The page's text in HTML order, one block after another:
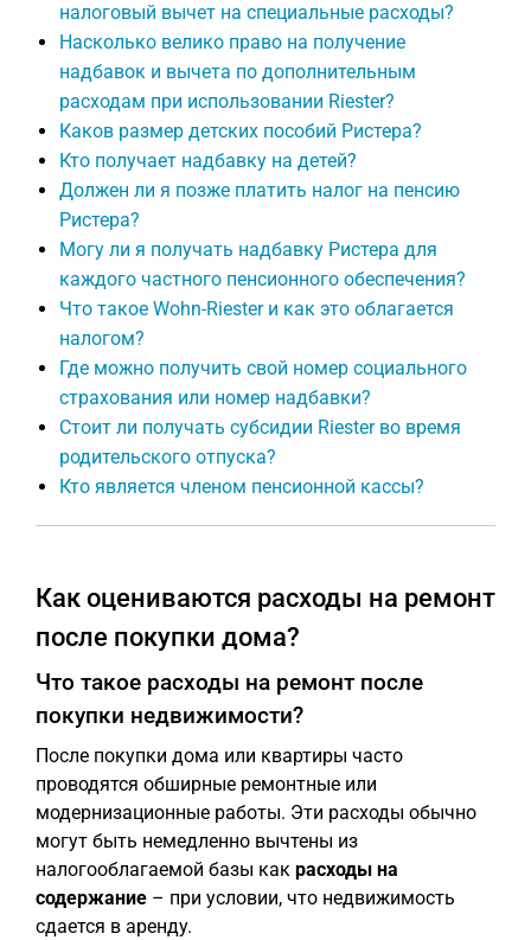
налоговый вычет на специальные расходы?
Насколько велико право на получение
надбавок и вычета по дополнительным
расходам при использовании Riester?
Каков размер детских пособий Ристера?
Кто получает надбавку на детей?
Должен ли я позже платить налог на пенсию
Ристера?
Могу ли я получать надбавку Ристера для
каждого частного пенсионного обеспечения?
Что такое Wohn-Riester и как это облагается
налогом?
Где можно получить свой номер социального
страхования или номер надбавки?
Стоит ли получать субсидии Riester во время
родительского отпуска?
Кто является членом пенсионной кассы?
Как оцениваются расходы на ремонт
после покупки дома?
Что такое расходы на ремонт после
покупки недвижимости?
После покупки дома или квартиры часто
проводятся обширные ремонтные или
модернизационные работы. Эти расходы обычно
могут быть немедленно вычтены из
налогооблагаемой базы как расходы на
содержание – при условии, что недвижимость
сдается в аренду.